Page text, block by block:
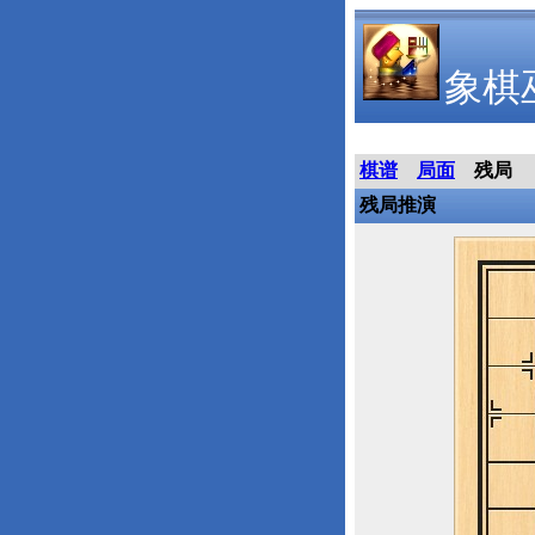
象棋
棋谱 局面
残局
残局推演